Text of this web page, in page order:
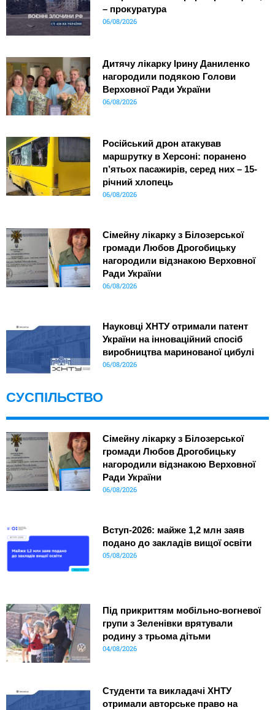
– прокуратура
06/08/2026
Дитячу лікарку Ірину Даниленко
нагородили подякою Голови
Верховної Ради України
06/08/2026
Російський дрон атакував
маршрутку в Херсоні: поранено
п’ятьох пасажирів, серед них – 15-
річний хлопець
06/08/2026
Сімейну лікарку з Білозерської
громади Любов Дрогобицьку
нагородили відзнакою Верховної
Ради України
06/08/2026
Науковці ХНТУ отримали патент
України на інноваційний спосіб
виробництва маринованої цибулі
06/08/2026
СУСПІЛЬСТВО
Сімейну лікарку з Білозерської
громади Любов Дрогобицьку
нагородили відзнакою Верховної
Ради України
06/08/2026
Вступ-2026: майже 1,2 млн заяв
подано до закладів вищої освіти
05/08/2026
Під прикриттям мобільно-вогневої
групи з Зеленівки врятували
родину з трьома дітьми
04/08/2026
Студенти та викладачі ХНТУ
отримали авторське право на